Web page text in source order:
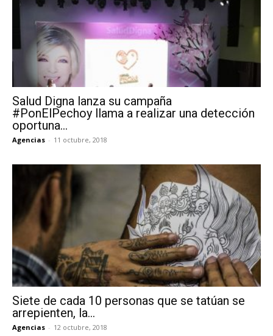
Salud Digna lanza su campaña
#PonElPechoy llama a realizar una detección
oportuna...
Agencias - 11 octubre, 2018
Siete de cada 10 personas que se tatúan se
arrepienten, la...
Agencias - 12 octubre, 2018